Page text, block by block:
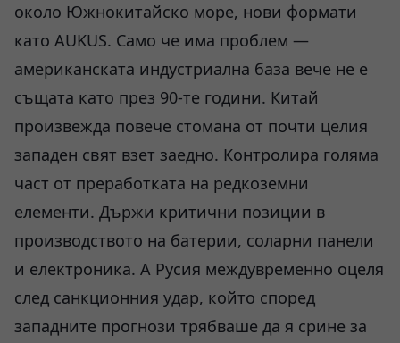
около Южнокитайско море, нови формати
като AUKUS. Само че има проблем —
американската индустриална база вече не е
същата като през 90-те години. Китай
произвежда повече стомана от почти целия
западен свят взет заедно. Контролира голяма
част от преработката на редкоземни
елементи. Държи критични позиции в
производството на батерии, соларни панели
и електроника. А Русия междувременно оцеля
след санкционния удар, който според
западните прогнози трябваше да я срине за